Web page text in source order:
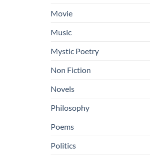
Movie
Music
Mystic Poetry
Non Fiction
Novels
Philosophy
Poems
Politics